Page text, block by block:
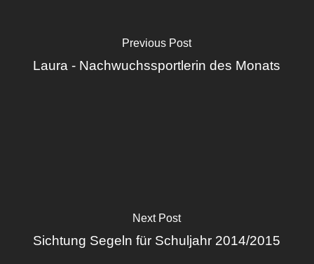
Previous Post
Laura - Nachwuchssportlerin des Monats
Next Post
Sichtung Segeln für Schuljahr 2014/2015